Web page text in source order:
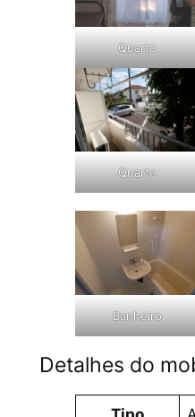
Quarto
Quarto
Banheiro
Detalhes do